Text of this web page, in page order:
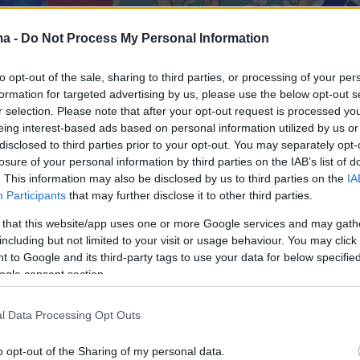
- Do Not Process My Personal Information
opt-out of the sale, sharing to third parties, or processing of your
for targeted advertising by us, please use the below opt-out
selection. Please note that after your opt-out request is processed
interest-based ads based on personal information utilized by us
to third parties prior to your opt-out. You may separately
of your personal information by third parties on the IAB’s list of
This information may also be disclosed by us to third parties on the
Participants that may further disclose it to other third parties.
that this website/app uses one or more Google services and may
but not limited to your visit or usage behaviour. You may
to Google and its third-party tags to use your data for below
consent section.
Data Processing Opt Outs
opt-out of the Sharing of my personal data.
είναι άλλωστε κάτι που απασχολεί τον
μιας και δηλώνει συνεχώς πως δεν μπορεί
το πρωί με την ίδια ενέργεια και όρεξη
μ' αυτά που μπορεί να δώσει τις πιο
ώρες.Δεν είναι πρωινός τύποςκι αυτό
δεν πρόκειται να αλλάξει ποτέ μέσα στα
Συνεπώς δεν υπάρχει περίπτωση να
από την πλευρά των ρεπόρτερ και των